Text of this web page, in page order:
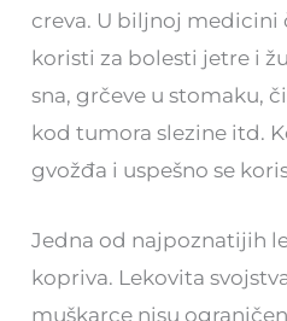
creva. U biljnoj medicini
koristi za bolesti jetre i
sna, grčeve u stomaku,
kod tumora slezine itd.
gvožđa i uspešno se
Jedna od najpoznatijih
kopriva. Lekovita
muškarce nisu